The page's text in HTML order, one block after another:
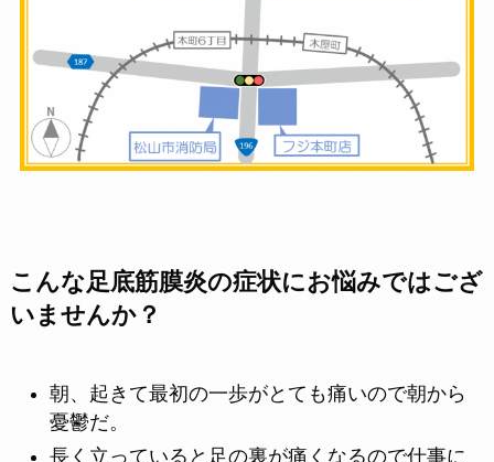
こんな足底筋膜炎の症状にお悩みではござ
いませんか？
朝、起きて最初の一歩がとても痛いので朝から
憂鬱だ。
長く立っていると足の裏が痛くなるので仕事に